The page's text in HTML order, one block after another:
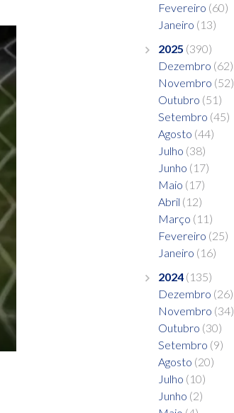
Fevereiro (60)
Janeiro (13)
2025 (390)
Dezembro (62)
Novembro (52)
Outubro (51)
Setembro (45)
Agosto (44)
Julho (38)
Junho (17)
Maio (17)
Abril (12)
Março (11)
Fevereiro (25)
Janeiro (16)
2024 (135)
Dezembro (26)
Novembro (34)
Outubro (30)
Setembro (9)
Agosto (20)
Julho (10)
Junho (2)